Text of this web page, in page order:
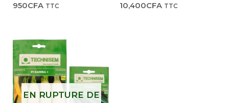
Note
950CFA TTC
Note
10,400CFA TTC
EN RUPTURE DE